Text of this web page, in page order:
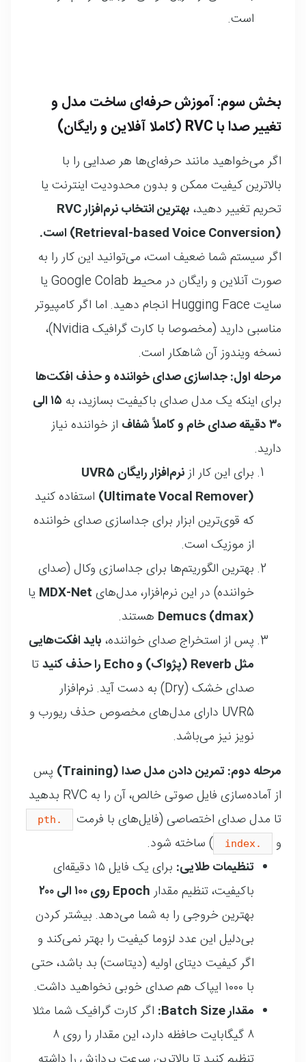
است.
بخش سوم: آموزش حرفه‌ای ساخت مدل و
تغییر صدا با RVC (کاملا آفلاین و رایگان)
اگر می‌خواهید مانند حرفه‌ای‌ها هر صدایی را با
بالاترین کیفیت ممکن و بدون محدودیت اینترنت یا
تحریم تغییر دهید،
بهترین انتخاب نرم‌افزار RVC
(Retrieval-based Voice Conversion) است.
اگر سیستم شما ضعیف است، می‌توانید این کار را به
صورت آنلاین و رایگان در محیط Google Colab یا
سایت Hugging Face انجام دهید
. اما اگر کامپیوتر
مناسبی دارید (مخصوصا با کارت گرافیک Nvidia)،
نسخه ویندوز آن شاهکار است.
مرحله اول: جداسازی صدای خواننده و حذف افکت‌ها
برای اینکه یک مدل صدای باکیفیت بسازید، به
۱۵ الی
۳۰ دقیقه صدای خام و کاملاً شفاف
از خواننده نیاز
دارید.
برای این کار از
نرم‌افزار رایگان UVR5
(Ultimate Vocal Remover) استفاده کنید
که قوی‌ترین ابزار برای جداسازی صدای خواننده
از موزیک است.
بهترین الگوریتم‌ها برای جداسازی وکال (صدای
خواننده) در این نرم‌افزار، مدل‌های MDX-Net یا
Demucs (dmax) هستند.
پس از استخراج صدای خواننده، باید افکت‌هایی
مثل Reverb (پژواک) و Echo را حذف کنید
تا
صدای خشک (Dry) به دست آید. نرم‌افزار
UVR5 دارای مدل‌های مخصوص حذف ریورب و
نویز نیز می‌باشد.
مرحله دوم: تمرین دادن مدل صدا (Training)
پس
از آماده‌سازی فایل صوتی خالص، آن را به RVC بدهید
تا مدل صدای اختصاصی (فایل‌های با فرمت
.pth
و .index ) ساخته شود.
تنظیمات طلایی:
برای یک فایل ۱۵ دقیقه‌ای
باکیفیت، تنظیم مقدارEpoch روی ۱۰۰ الی ۲۰۰
بهترین خروجی را به شما می‌دهد. بیشتر کردن
بی‌دلیل این عدد لزوما کیفیت را بهتر نمی‌کند و
اگر کیفیت دیتای اولیه (دیتاست) بد باشد، حتی
با ۱۰۰۰ ایپاک هم صدای خوبی نخواهید داشت
.
مقدار Batch Size:
اگر کارت گرافیک شما مثلا
۸ گیگابایت حافظه دارد، این مقدار را روی ۸